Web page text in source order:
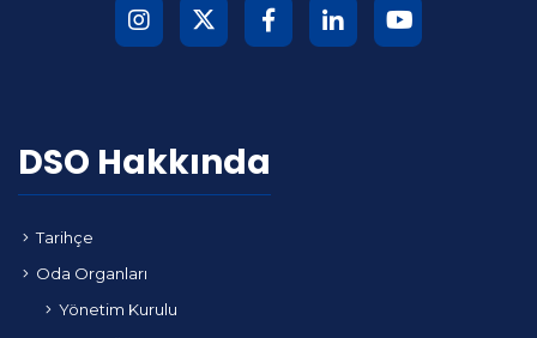
DSO Hakkında
Tarihçe
Oda Organları
Yönetim Kurulu